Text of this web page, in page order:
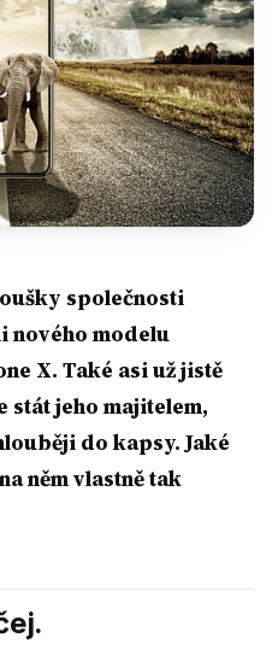
společnosti
nového modelu
X. Také asi už jistě
stát jeho majitelem,
do kapsy. Jaké
něm vlastně tak